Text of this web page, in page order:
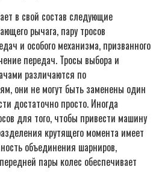
в свой состав следующие
рычага, пару тросов
и особого механизма, призванного
передач. Тросы выбора и
различаются по
они не могут быть заменены один
достаточно просто. Иногда
для того, чтобы привести машину
крутящего момента имеет
объединения шарниров,
пары колес обеспечивает